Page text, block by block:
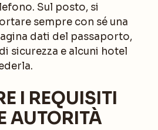
Sul posto, si
sempre con sé una
dati del passaporto,
sicurezza e alcuni hotel
I REQUISITI
AUTORITÀ